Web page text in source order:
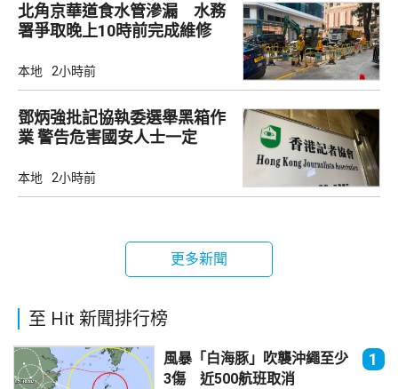
北角京華道食水管滲漏 水務
署爭取晚上10時前完成維修
本地 2小時前
鄧炳強批記協執委選舉黑箱作
業 警告危害國安人士一定
本地 2小時前
更多新聞
至 Hit 新聞排行榜
風暴「白海豚」吹襲沖繩至少
3傷 近500航班取消
1